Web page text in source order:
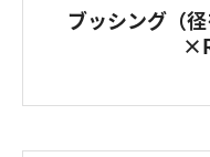
ブッシング（